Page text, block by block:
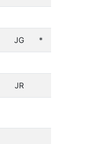
JG *
JR